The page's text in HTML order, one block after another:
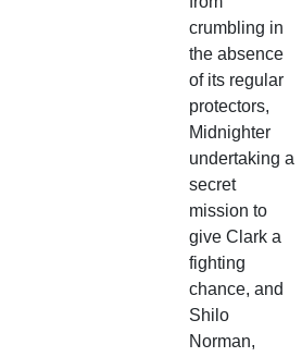
crumbling in
the absence
of its regular
protectors,
Midnighter
undertaking a
secret
mission to
give Clark a
fighting
chance, and
Shilo
Norman,